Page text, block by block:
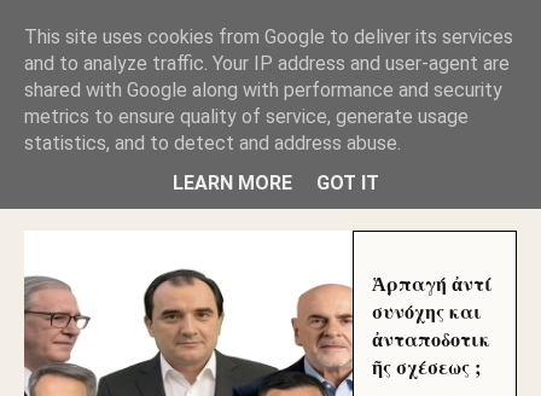
ΑΥΤΟΧΘΟΝΕΣ ΜΟΥ ΕΚΛΕΙΣΑΝ ΤΑ ΣΟΣΙΑΛ ΚΑΙ
ΦΙΜΩΣΑΝ ΤΟ SITE. ΟΙ ΧΙΛΙΑΔΕΣ ΜΙΚΡΟΕΠΕΝΔΥΤΕΣ
ΕΠΕΝΔΥΣΑΤΕ ΓΙΑ ΛΕΗΛΑΣΙΑ ΚΑΙ ΕΓΚΛΗΜΑ ?
ΓΛΥΦΑΔΑ WEB |ΟΙ ΜΕΓΑΛΟΙ ΚΛΕΠΤΑΙ ΑΠΟ ΤΟ
ΜΙΚΡΟΝ ΑΠΑΓΟΥΣΙ
Ἁρπαγή ἀντί
συνόχης και
ἀνταποδοτικ
ῆς σχέσεως ;
This site uses cookies from Google to deliver its services
and to analyze traffic. Your IP address and user-agent are
shared with Google along with performance and security
metrics to ensure quality of service, generate usage
statistics, and to detect and address abuse.
LEARN MORE
GOT IT